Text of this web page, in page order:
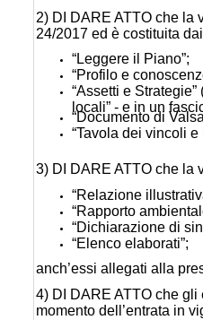
2) DI DARE ATTO che la
24/2017 ed è costituita
“Leggere il Piano”;
“Profilo e
“Assetti e
locali” - e in un
“Documento di
“Tavola dei vincoli e
3) DI DARE ATTO che la
“Relazione
“Rapporto
“Dichiarazione di
“Elenco elaborati”;
anch’essi allegati alla
4) DI DARE ATTO che
momento dell’entrata in